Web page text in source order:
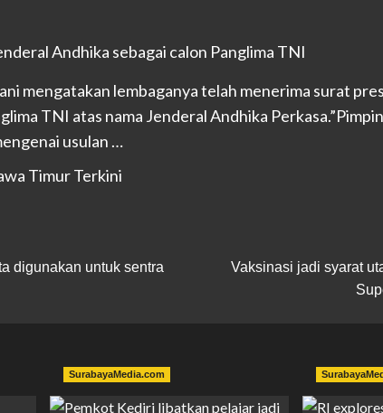
mengatakan lembaganya telah menerima surat
TNI atas nama Jenderal Andhika
usulan …
Timur Terkini
digunakan untuk sentra
Vaksinasi jadi syarat
SurabayaMedia.com